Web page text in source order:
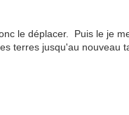
le déplacer. Puis le je
terres jusqu'au nouveau